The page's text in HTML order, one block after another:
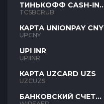
ТИНЬКОФФ CASH-IN
RUB
TCSBCRUB
КАРТА UNIONPAY CNY
UPCNY
UPI INR
UPIINR
КАРТА UZCARD UZS
UZCUZS
БАНКОВСКИЙ СЧЕТ